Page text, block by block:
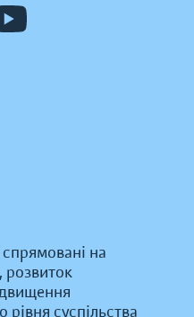
спрямовані на
розвиток
рівня суспільства